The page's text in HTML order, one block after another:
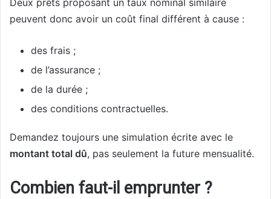
Deux prêts proposant un taux nominal similaire
peuvent donc avoir un coût final différent à cause :
des frais ;
de l’assurance ;
de la durée ;
des conditions contractuelles.
Demandez toujours une simulation écrite avec le
montant total dû, pas seulement la future mensualité.
Combien faut-il emprunter ?